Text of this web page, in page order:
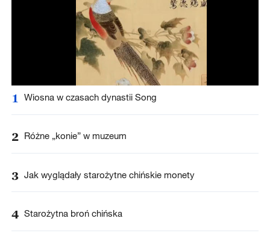
1 Wiosna w czasach dynastii Song
2 Różne „konie” w muzeum
3 Jak wyglądały starożytne chińskie monety
4 Starożytna broń chińska